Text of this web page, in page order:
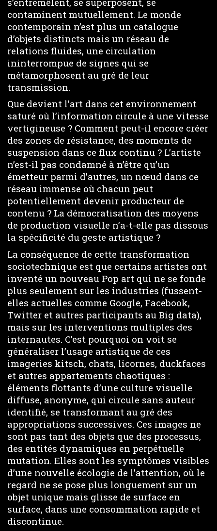
contaminent mutuellement. Le monde
contemporain n’est plus un catalogue
d’objets distincts mais un réseau de
relations fluides, une circulation
ininterrompue de signes qui se
métamorphosent au gré de leur
transmission.
Que devient l’art dans cet environnement
saturé où l’information circule à une vitesse
vertigineuse ? Comment peut-il encore créer
des zones de résistance, des moments de
suspension dans ce flux continu ? L’artiste
n’est-il pas condamné à n’être qu’un
émetteur parmi d’autres, un nœud dans ce
réseau immense où chacun peut
potentiellement devenir producteur de
contenu ? La démocratisation des moyens
de production visuelle n’a-t-elle pas dissous
la spécificité du geste artistique ?
La conséquence de cette transformation
sociotechnique est que certains artistes ont
inventé un nouveau Pop art qui ne se fonde
plus seulement sur les industries (fussent-
elles actuelles comme Google, Facebook,
Twitter et autres participants au Big data),
mais sur les interventions multiples des
internautes. C’est pourquoi on voit se
généraliser l’usage artistique de ces
imageries kitsch, chats, licornes, duckfaces
et autres appartements chaotiques :
éléments flottants d’une culture visuelle
diffuse, anonyme, qui circule sans auteur
identifié, se transformant au gré des
appropriations successives. Ces images ne
sont pas tant des objets que des processus,
des entités dynamiques en perpétuelle
mutation. Elles sont les symptômes visibles
d’une nouvelle écologie de l’attention, où le
regard ne se pose plus longuement sur un
objet unique mais glisse de surface en
surface, dans une consommation rapide et
discontinue.